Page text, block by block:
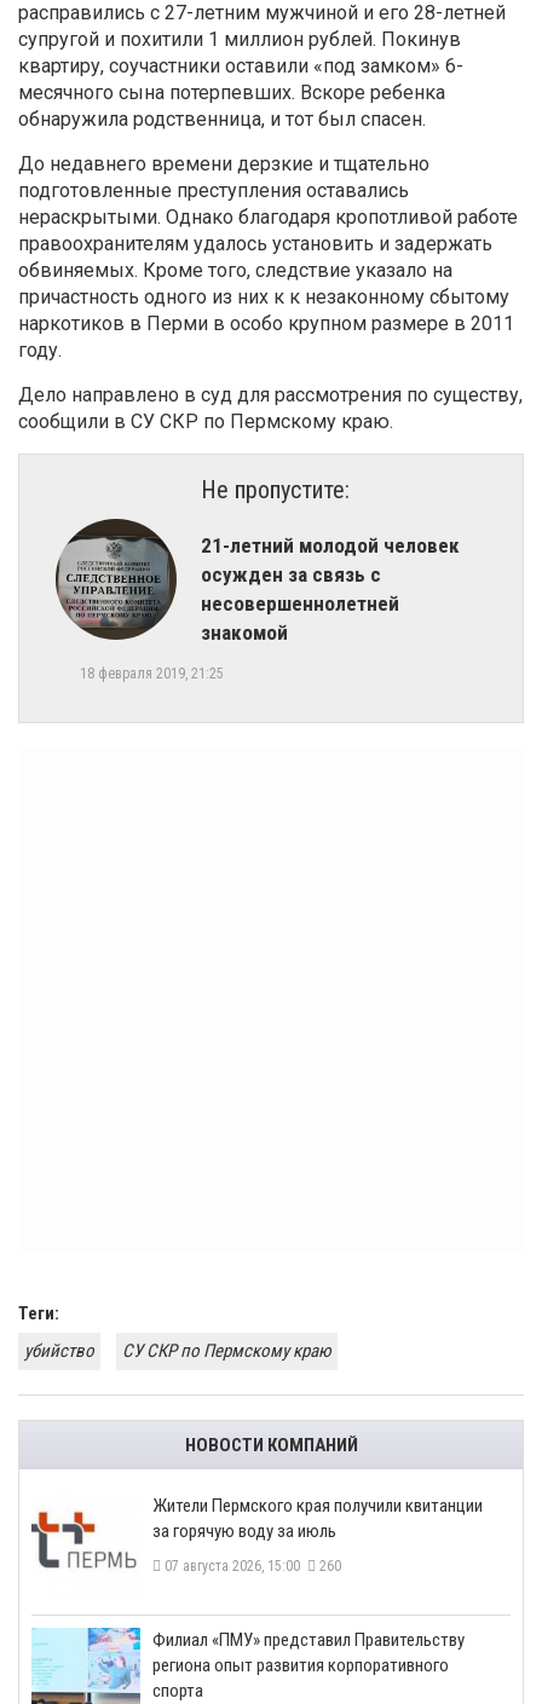
расправились с 27-летним мужчиной и его 28-летней
супругой и похитили 1 миллион рублей. Покинув
квартиру, соучастники оставили «под замком» 6-
месячного сына потерпевших. Вскоре ребенка
обнаружила родственница, и тот был спасен.
До недавнего времени дерзкие и тщательно
подготовленные преступления оставались
нераскрытыми. Однако благодаря кропотливой работе
правоохранителям удалось установить и задержать
обвиняемых. Кроме того, следствие указало на
причастность одного из них к к незаконному сбытому
наркотиков в Перми в особо крупном размере в 2011
году.
Дело направлено в суд для рассмотрения по существу,
сообщили в СУ СКР по Пермскому краю.
Не пропустите:
21-летний молодой человек
осужден за связь с
несовершеннолетней
знакомой
18 февраля 2019, 21:25
Теги:
убийство
СУ СКР по Пермскому краю
НОВОСТИ КОМПАНИЙ
​Жители Пермского края получили квитанции
за горячую воду за июль
07 августа 2026, 15:00 260
​Филиал «ПМУ» представил Правительству
региона опыт развития корпоративного
спорта